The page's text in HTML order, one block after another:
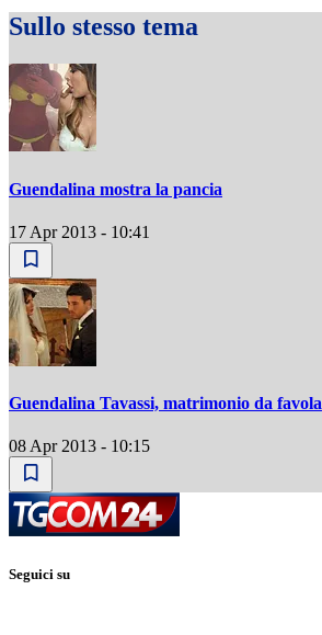
Sullo stesso tema
Guendalina mostra la pancia
17 Apr 2013 - 10:41
Guendalina Tavassi, matrimonio da favola
08 Apr 2013 - 10:15
Seguici su